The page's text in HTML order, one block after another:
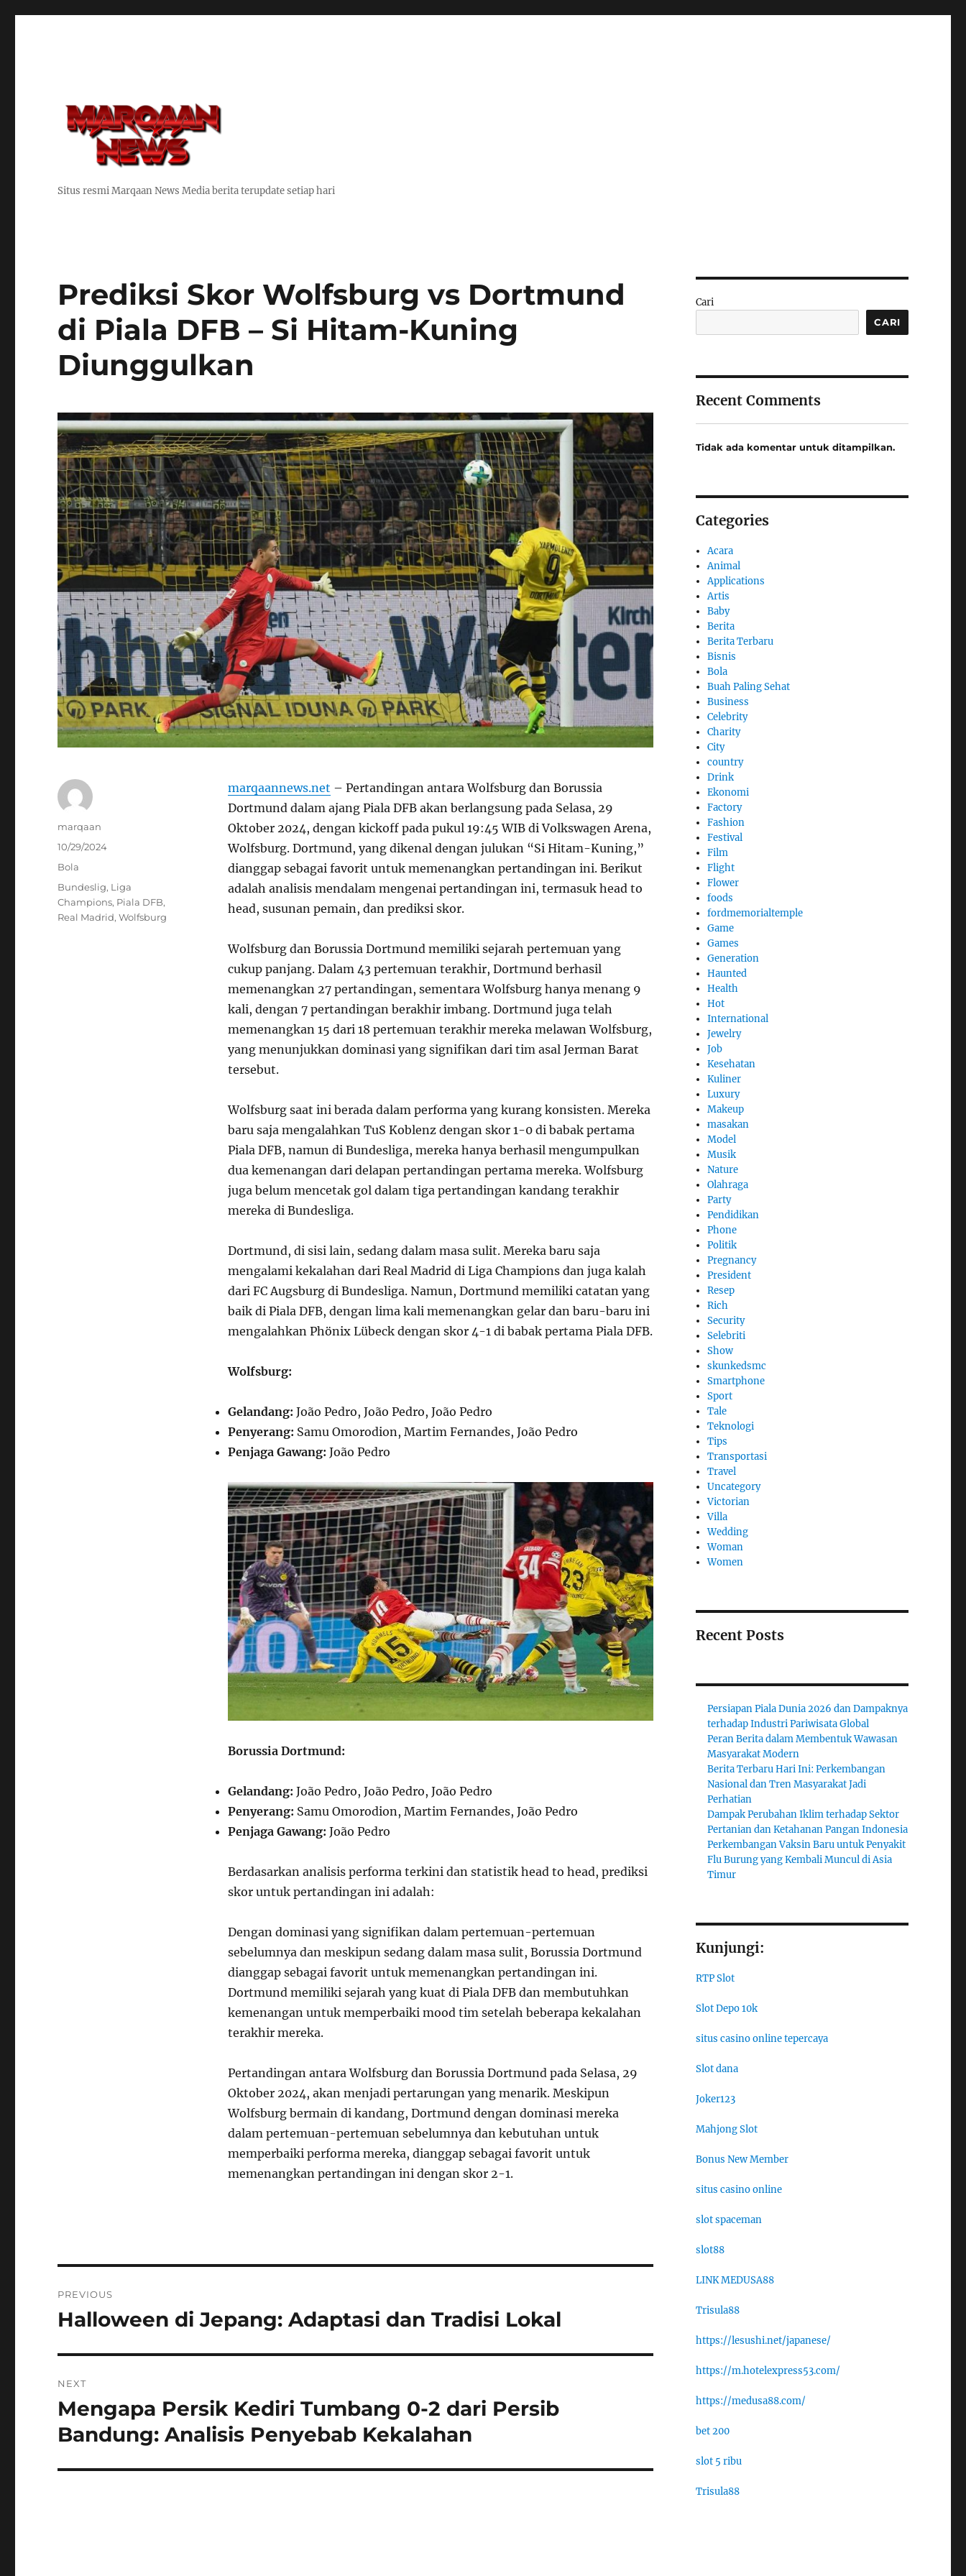
Situs resmi Marqaan News Media berita terupdate setiap hari
Prediksi Skor Wolfsburg vs Dortmund
di Piala DFB – Si Hitam-Kuning
Diunggulkan
marqaannews.net – Pertandingan antara Wolfsburg dan Borussia
Dortmund dalam ajang Piala DFB akan berlangsung pada Selasa, 29
Oktober 2024, dengan kickoff pada pukul 19:45 WIB di Volkswagen Arena,
Wolfsburg. Dortmund, yang dikenal dengan julukan “Si Hitam-Kuning,”
dianggap sebagai favorit untuk memenangkan pertandingan ini. Berikut
adalah analisis mendalam mengenai pertandingan ini, termasuk head to
head, susunan pemain, dan prediksi skor.
Wolfsburg dan Borussia Dortmund memiliki sejarah pertemuan yang
cukup panjang. Dalam 43 pertemuan terakhir, Dortmund berhasil
memenangkan 27 pertandingan, sementara Wolfsburg hanya menang 9
kali, dengan 7 pertandingan berakhir imbang. Dortmund juga telah
memenangkan 15 dari 18 pertemuan terakhir mereka melawan Wolfsburg,
yang menunjukkan dominasi yang signifikan dari tim asal Jerman Barat
tersebut.
Wolfsburg saat ini berada dalam performa yang kurang konsisten. Mereka
baru saja mengalahkan TuS Koblenz dengan skor 1-0 di babak pertama
Piala DFB, namun di Bundesliga, mereka hanya berhasil mengumpulkan
dua kemenangan dari delapan pertandingan pertama mereka. Wolfsburg
juga belum mencetak gol dalam tiga pertandingan kandang terakhir
mereka di Bundesliga.
Dortmund, di sisi lain, sedang dalam masa sulit. Mereka baru saja
mengalami kekalahan dari Real Madrid di Liga Champions dan juga kalah
dari FC Augsburg di Bundesliga. Namun, Dortmund memiliki catatan yang
baik di Piala DFB, dengan lima kali memenangkan gelar dan baru-baru ini
mengalahkan Phönix Lübeck dengan skor 4-1 di babak pertama Piala DFB.
Wolfsburg:
Gelandang: João Pedro, João Pedro, João Pedro
Penyerang: Samu Omorodion, Martim Fernandes, João Pedro
Penjaga Gawang: João Pedro
Borussia Dortmund:
Gelandang: João Pedro, João Pedro, João Pedro
Penyerang: Samu Omorodion, Martim Fernandes, João Pedro
Penjaga Gawang: João Pedro
Berdasarkan analisis performa terkini dan statistik head to head, prediksi
skor untuk pertandingan ini adalah:
Dengan dominasi yang signifikan dalam pertemuan-pertemuan
sebelumnya dan meskipun sedang dalam masa sulit, Borussia Dortmund
dianggap sebagai favorit untuk memenangkan pertandingan ini.
Dortmund memiliki sejarah yang kuat di Piala DFB dan membutuhkan
kemenangan untuk memperbaiki mood tim setelah beberapa kekalahan
terakhir mereka.
Pertandingan antara Wolfsburg dan Borussia Dortmund pada Selasa, 29
Oktober 2024, akan menjadi pertarungan yang menarik. Meskipun
Wolfsburg bermain di kandang, Dortmund dengan dominasi mereka
dalam pertemuan-pertemuan sebelumnya dan kebutuhan untuk
memperbaiki performa mereka, dianggap sebagai favorit untuk
memenangkan pertandingan ini dengan skor 2-1.
Author
marqaan
Posted
10/29/2024
Categories
Bola
Tags
Bundeslig, Liga
Champions, Piala DFB,
Real Madrid,Wolfsburg
pos
PREVIOUS
Previous
Halloween di Jepang: Adaptasi dan Tradisi Lokal
NEXT
Next
post:
Mengapa Persik Kediri Tumbang 0-2 dari Persib
Bandung: Analisis Penyebab Kekalahan
Cari
CARI
Recent Comments
Tidak ada komentar untuk ditampilkan.
Categories
Acara
Animal
Applications
Artis
Baby
Berita
Berita Terbaru
Bisnis
Bola
Buah Paling Sehat
Business
Celebrity
Charity
City
country
Drink
Ekonomi
Factory
Fashion
Festival
Film
Flight
Flower
foods
fordmemorialtemple
Game
Games
Generation
Haunted
Health
Hot
International
Jewelry
Job
Kesehatan
Kuliner
Luxury
Makeup
masakan
Model
Musik
Nature
Olahraga
Party
Pendidikan
Phone
Politik
Pregnancy
President
Resep
Rich
Security
Selebriti
Show
skunkedsmc
Smartphone
Sport
Tale
Teknologi
Tips
Transportasi
Travel
Uncategory
Victorian
Villa
Wedding
Woman
Women
Recent Posts
Persiapan Piala Dunia 2026 dan Dampaknya
terhadap Industri Pariwisata Global
Peran Berita dalam Membentuk Wawasan
Masyarakat Modern
Berita Terbaru Hari Ini: Perkembangan
Nasional dan Tren Masyarakat Jadi
Perhatian
Dampak Perubahan Iklim terhadap Sektor
Pertanian dan Ketahanan Pangan Indonesia
Perkembangan Vaksin Baru untuk Penyakit
Flu Burung yang Kembali Muncul di Asia
Timur
Kunjungi:
RTP Slot
Slot Depo 10k
situs casino online tepercaya
Slot dana
Joker123
Mahjong Slot
Bonus New Member
situs casino online
slot spaceman
slot88
LINK MEDUSA88
Trisula88
https://lesushi.net/japanese/
https://m.hotelexpress53.com/
https://medusa88.com/
bet 200
slot 5 ribu
Trisula88